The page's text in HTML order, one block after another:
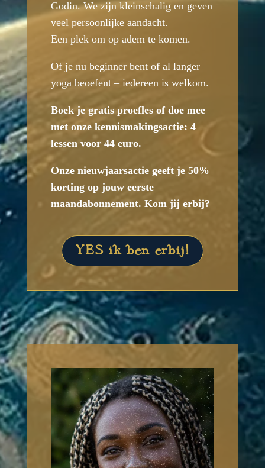
Godin. We zijn kleinschalig en geven
veel persoonlijke aandacht.
Een plek om op adem te komen.
Of je nu beginner bent of al langer
yoga beoefent – iedereen is welkom.
Boek je gratis proefles of doe mee
met onze kennismakingsactie: 4
lessen voor 44 euro.
Onze nieuwjaarsactie geeft je 50%
korting op jouw eerste
maandabonnement. Kom jij erbij?
YES ik ben erbij!